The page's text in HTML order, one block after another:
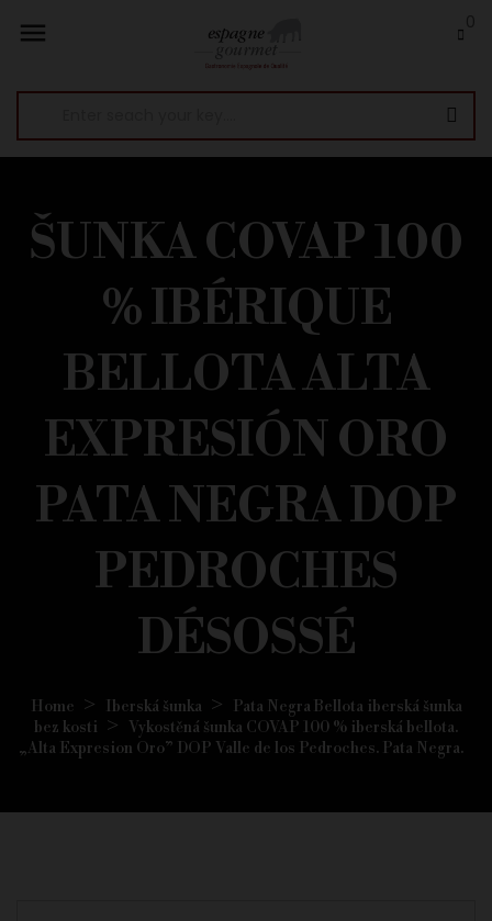

ŠUNKA COVAP 100
% IBÉRIQUE
BELLOTA ALTA
EXPRESIÓN ORO
PATA NEGRA DOP
PEDROCHES
DÉSOSSÉ
Home Iberská šunka
Pata Negra Bellota iberská šunka
bez kosti
Vykostěná šunka COVAP 100 % iberská bellota.
„Alta Expresion Oro” DOP Valle de los Pedroches. Pata Negra.